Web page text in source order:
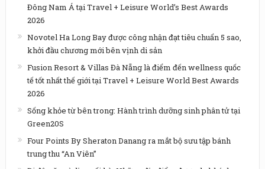
Đông Nam Á tại Travel + Leisure World’s Best Awards
2026
Novotel Ha Long Bay được công nhận đạt tiêu chuẩn 5 sao,
khởi đầu chương mới bên vịnh di sản
Fusion Resort & Villas Đà Nẵng là điểm đến wellness quốc
tế tốt nhất thế giới tại Travel + Leisure World Best Awards
2026
Sống khỏe từ bên trong: Hành trình dưỡng sinh phân tử tại
Green20S
Four Points By Sheraton Danang ra mắt bộ sưu tập bánh
trung thu “An Viên”